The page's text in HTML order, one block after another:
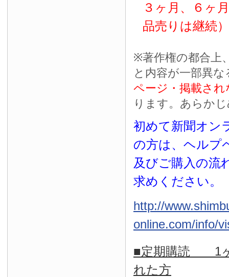
３ヶ月、６ヶ
品売りは継続）
※著作権の都合上
と内容が一部異な
ページ・掲載され
ります。あらか
初めて新聞オン
の方は、ヘルプ
及びご購入の流
求めください。
http://
online.com/info/
■定期購読 1ヶ
れた方